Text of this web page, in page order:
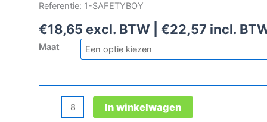
Referentie: 1-SAFETYBOY
€18,65 excl. BTW | €22,57 incl.
Maat
Jogger
In winkelwagen